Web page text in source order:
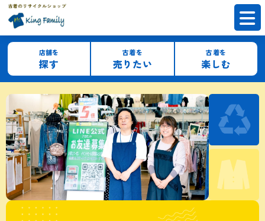
店舗を
探す
古着を
売りたい
古着を
楽しむ